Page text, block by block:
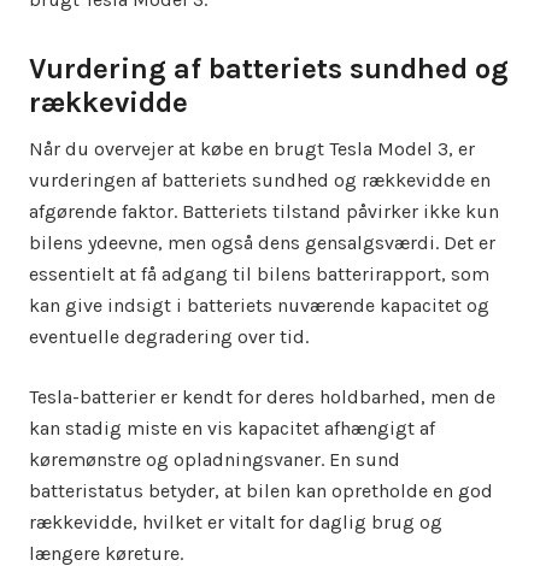
Vurdering af batteriets sundhed og
rækkevidde
Når du overvejer at købe en brugt Tesla Model 3, er
vurderingen af batteriets sundhed og rækkevidde en
afgørende faktor. Batteriets tilstand påvirker ikke kun
bilens ydeevne, men også dens gensalgsværdi. Det er
essentielt at få adgang til bilens batterirapport, som
kan give indsigt i batteriets nuværende kapacitet og
eventuelle degradering over tid.
Tesla-batterier er kendt for deres holdbarhed, men de
kan stadig miste en vis kapacitet afhængigt af
køremønstre og opladningsvaner. En sund
batteristatus betyder, at bilen kan opretholde en god
rækkevidde, hvilket er vitalt for daglig brug og
længere køreture.